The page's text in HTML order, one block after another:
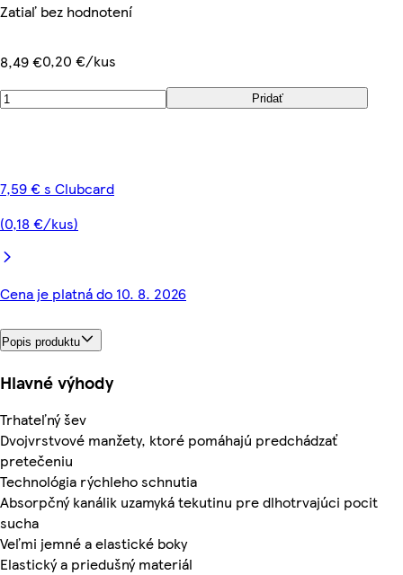
Zatiaľ bez hodnotení
8,49 €0,20 €/kus
Pridať
7,59 € s Clubcard
(0,18 €/kus)
Cena je platná do 10. 8. 2026
Popis produktu
Hlavné výhody
Trhateľný šev
Dvojvrstvové manžety, ktoré pomáhajú predchádzať
pretečeniu
Technológia rýchleho schnutia
Absorpčný kanálik uzamyká tekutinu pre dlhotrvajúci pocit
sucha
Veľmi jemné a elastické boky
Elastický a priedušný materiál